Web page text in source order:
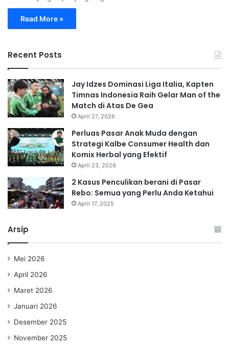
Read More »
Recent Posts
Jay Idzes Dominasi Liga Italia, Kapten
Timnas Indonesia Raih Gelar Man of the
Match di Atas De Gea
April 27, 2026
Perluas Pasar Anak Muda dengan
Strategi Kalbe Consumer Health dan
Komix Herbal yang Efektif
April 23, 2026
2 Kasus Penculikan berani di Pasar
Rebo: Semua yang Perlu Anda Ketahui
April 17, 2025
Arsip
Mei 2026
April 2026
Maret 2026
Januari 2026
Desember 2025
November 2025